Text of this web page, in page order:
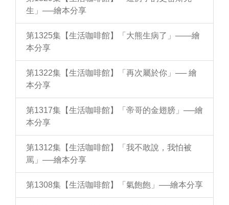
生」──繪本分享
第1325集【生活咖啡館】「大熊生病了」——繪
本分享
第1322集【生活咖啡館】「再次屬於你」── 繪
本分享
第1317集【生活咖啡館】「帝哥的金翅膀」──繪
本分享
第1312集【生活咖啡館】「我不敢說，我怕被
罵」──繪本分享
第1308集【生活咖啡館】「氣飽飽」──繪本分享